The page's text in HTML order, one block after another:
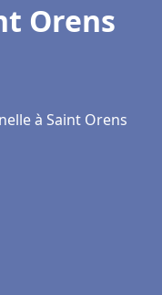
Orens
à Saint Orens